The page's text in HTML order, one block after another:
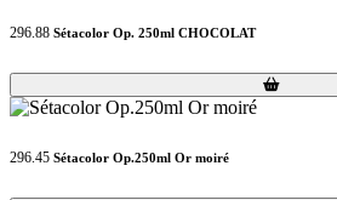
296.88 Sétacolor Op. 250ml CHOCOLAT
Loading...
Loading...
296.45 Sétacolor Op.250ml Or moiré